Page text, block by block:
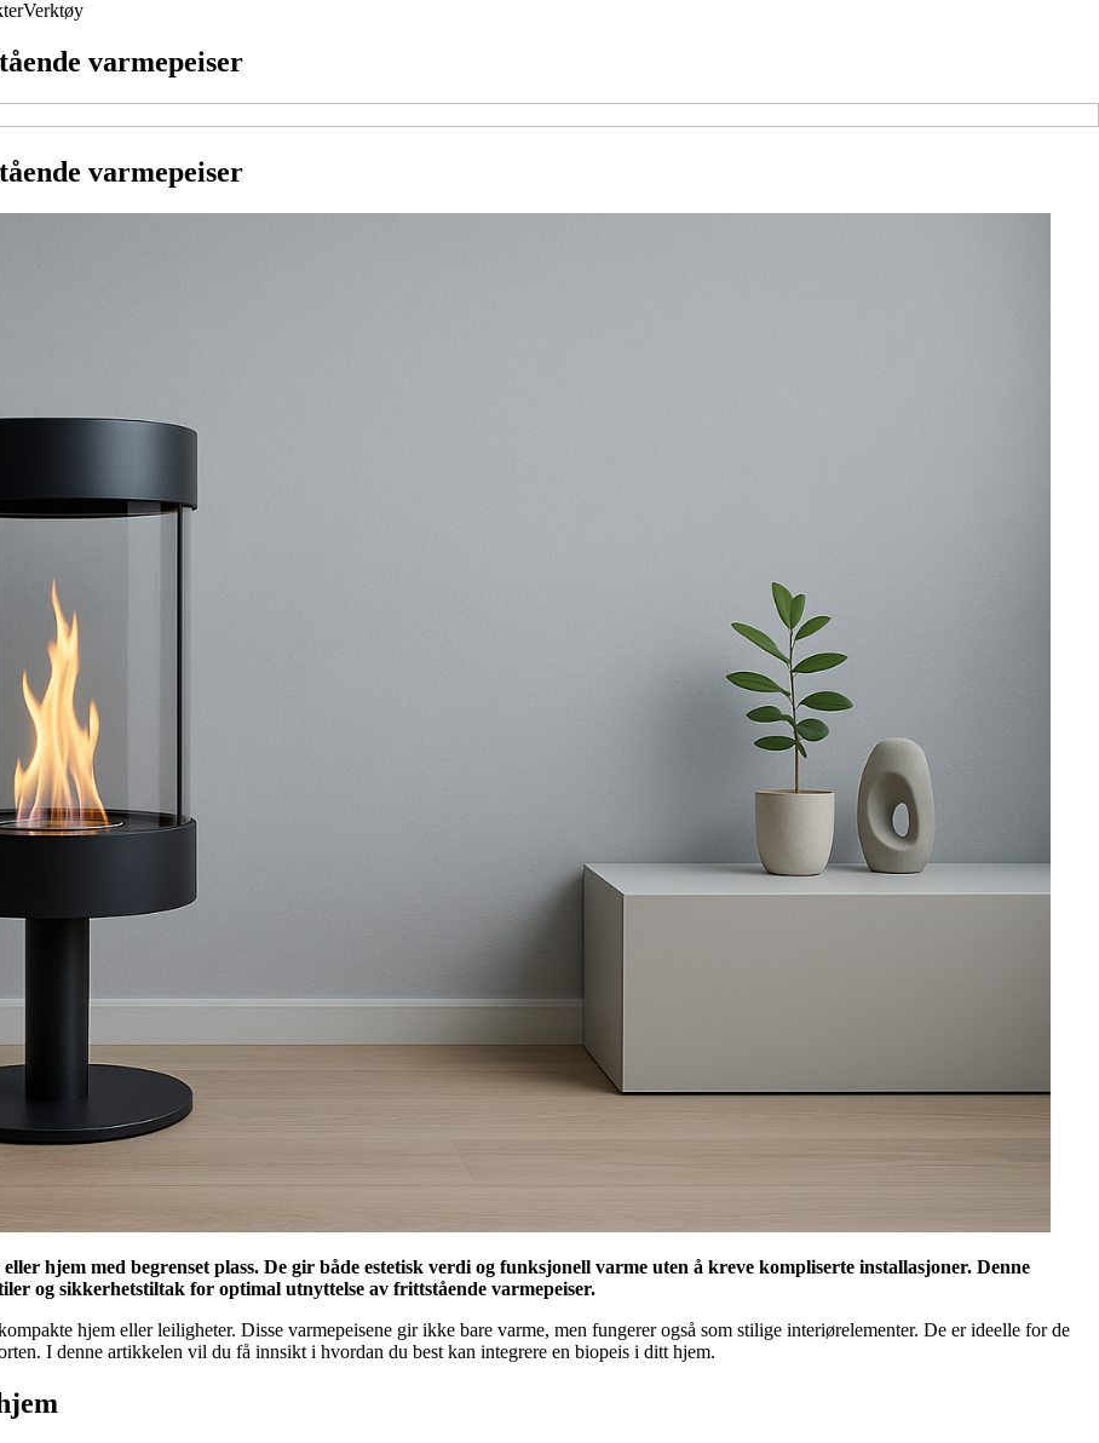
Verktøy
varmepeiser
varmepeiser
hjem med begrenset plass. De gir både estetisk verdi og funksjonell varme uten å kreve kompliserte installasjoner. Denne
og sikkerhetstiltak for optimal utnyttelse av frittstående varmepeiser.
hjem eller leiligheter. Disse varmepeisene gir ikke bare varme, men fungerer også som stilige interiørelementer. De er ideelle for de
I denne artikkelen vil du få innsikt i hvordan du best kan integrere en biopeis i ditt hjem.